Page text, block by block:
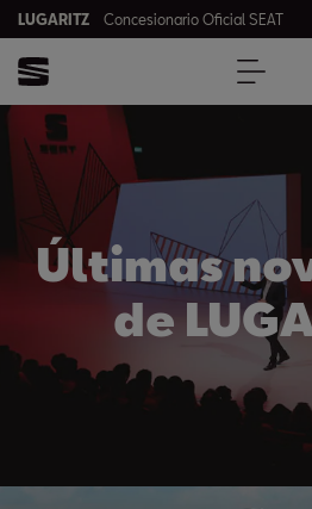
LUGARITZ Concesionario Oficial SEAT
Últimas
de